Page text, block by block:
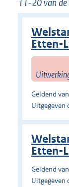
11-20 van
Etten-
Geldend
Uitgegeven
Etten-
Geldend
Uitgegeven